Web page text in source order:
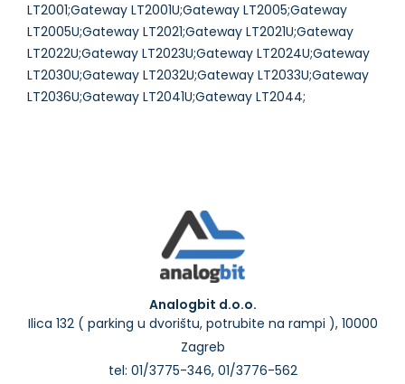
LT2001;Gateway LT2001U;Gateway LT2005;Gateway
LT2005U;Gateway LT2021;Gateway LT2021U;Gateway
LT2022U;Gateway LT2023U;Gateway LT2024U;Gateway
LT2030U;Gateway LT2032U;Gateway LT2033U;Gateway
Analogbit d.o.o.
Ilica 132 ( parking u dvorištu, potrubite na rampi ), 10000
Zagreb
tel: 01/3775-346, 01/3776-562